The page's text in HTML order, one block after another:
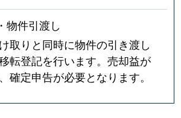
物件引渡し
取りと同時に物件の引き渡し
転登記を行います。売却益が
確定申告が必要となります。